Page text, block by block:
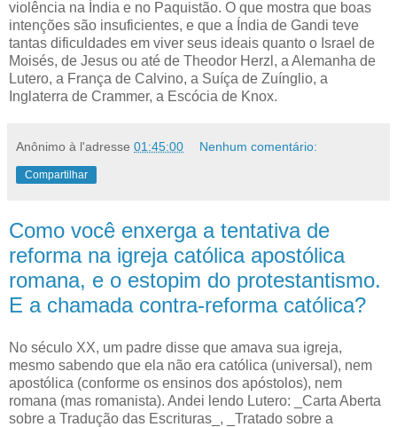
violência na Índia e no Paquistão. O que mostra que boas
intenções são insuficientes, e que a Índia de Gandi teve
tantas dificuldades em viver seus ideais quanto o Israel de
Moisés, de Jesus ou até de Theodor Herzl, a Alemanha de
Lutero, a França de Calvino, a Suíça de Zuínglio, a
Inglaterra de Crammer, a Escócia de Knox.
Anônimo à l'adresse 01:45:00 Nenhum comentário:
Compartilhar
Como você enxerga a tentativa de
reforma na igreja católica apostólica
romana, e o estopim do protestantismo.
E a chamada contra-reforma católica?
No século XX, um padre disse que amava sua igreja,
mesmo sabendo que ela não era católica (universal), nem
apostólica (conforme os ensinos dos apóstolos), nem
romana (mas romanista). Andei lendo Lutero: _Carta Aberta
sobre a Tradução das Escrituras_, _Tratado sobre a